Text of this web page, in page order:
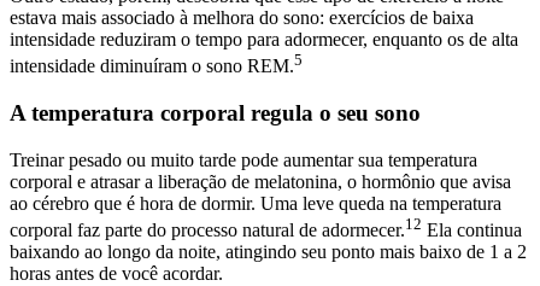
estava mais associado à melhora do sono: exercícios de baixa
intensidade reduziram o tempo para adormecer, enquanto os de alta
intensidade diminuíram o sono REM.5
A temperatura corporal regula o seu sono
Treinar pesado ou muito tarde pode aumentar sua temperatura
corporal e atrasar a liberação de melatonina, o hormônio que avisa
ao cérebro que é hora de dormir. Uma leve queda na temperatura
corporal faz parte do processo natural de adormecer.12 Ela continua
baixando ao longo da noite, atingindo seu ponto mais baixo de 1 a 2
horas antes de você acordar.